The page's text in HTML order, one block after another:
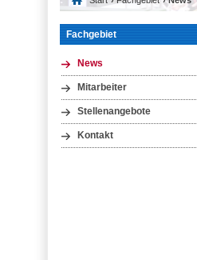
Fachgebiet
News
Mitarbeiter
Stellenangebote
Kontakt